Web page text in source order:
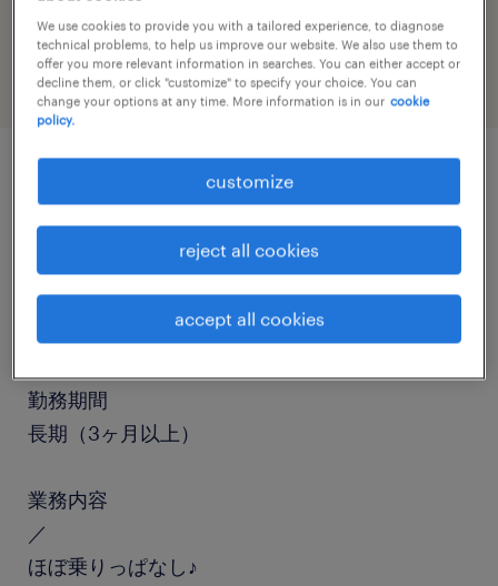
warehousing & distribution
job details
職種
フォークリフト、仕分け・ピッキング・梱包、検
勤務期間
長期（3ヶ月以上）
業務内容
／
ほぼ乗りっぱなし♪
We use cookies to provide you with a tailored experience, to diagnose
technical problems, to help us improve our website. We also use them to
offer you more relevant information in searches. You can either accept or
decline them, or click "customize" to specify your choice. You can
change your options at any time. More information is in our cookie
policy.
customize
reject all cookies
accept all cookies